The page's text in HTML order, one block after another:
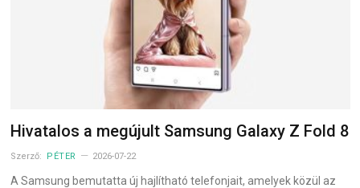
Hivatalos a megújult Samsung Galaxy Z Fold 8
Szerző: PÉTER 2026-07-22
A Samsung bemutatta új hajlítható telefonjait, amelyek közül az